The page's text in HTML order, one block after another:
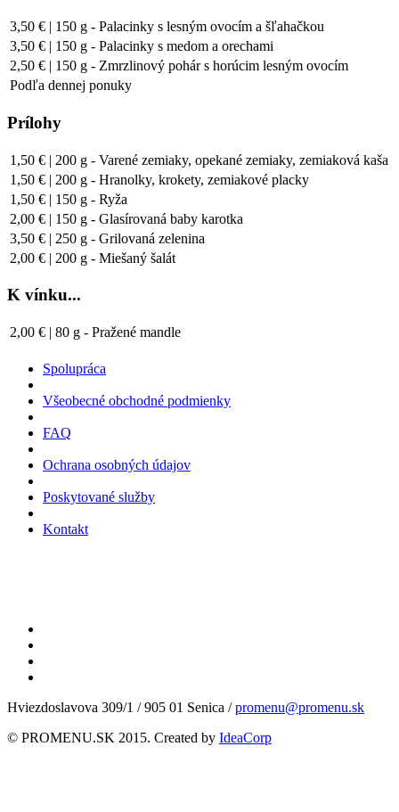
3,50 € | 150 g - Palacinky s lesným ovocím a šľahačkou
3,50 € | 150 g - Palacinky s medom a orechami
2,50 € | 150 g - Zmrzlinový pohár s horúcim lesným ovocím
Podľa dennej ponuky
Prílohy
1,50 € | 200 g - Varené zemiaky, opekané zemiaky, zemiaková kaša
1,50 € | 200 g - Hranolky, krokety, zemiakové placky
1,50 € | 150 g - Ryža
2,00 € | 150 g - Glasírovaná baby karotka
3,50 € | 250 g - Grilovaná zelenina
2,00 € | 200 g - Miešaný šalát
K vínku...
2,00 € | 80 g - Pražené mandle
Spolupráca
Všeobecné obchodné podmienky
FAQ
Ochrana osobných údajov
Poskytované služby
Kontakt
Hviezdoslavova 309/1 / 905 01 Senica /promenu@promenu.sk
© PROMENU.SK 2015. Created by IdeaCorp